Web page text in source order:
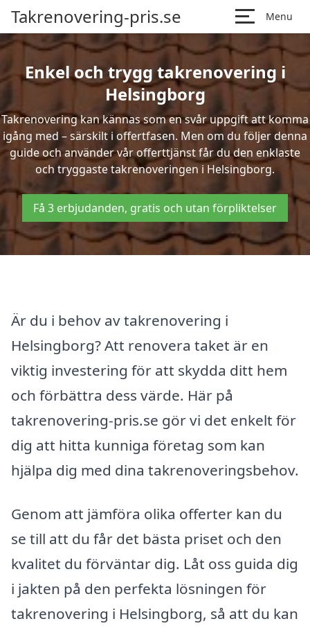
Takrenovering-pris.se Menu
Enkel och trygg takrenovering i
Helsingborg
Takrenovering kan kännas som en svår uppgift att komma
igång med – särskilt i offertfasen. Men om du följer denna
guide och använder vår offerttjänst får du den enklaste
och tryggaste takrenoveringen i Helsingborg.
Få 3 erbjudanden, gratis och utan förpliktelser
Är du i behov av takrenovering i
Helsingborg? Att renovera taket är en
viktig investering för att skydda ditt hem
och förbättra dess värde. Här på
takrenovering-pris.se gör vi det enkelt för
dig att hitta kunniga företag som kan
hjälpa dig med dina takrenoveringsbehov.
Genom att jämföra olika offerter kan du
se till att du får det bästa priset och den
kvalitet du förväntar dig. Låt oss guida dig
i jakten på den perfekta lösningen för
takrenovering i Helsingborg, så att du kan